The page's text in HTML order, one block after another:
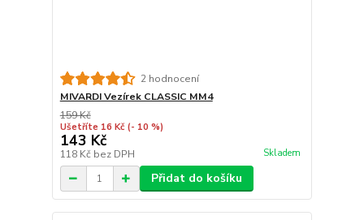
2 hodnocení
MIVARDI Vezírek CLASSIC MM4
159 Kč
Ušetříte 16 Kč (- 10 %)
143 Kč
118 Kč bez DPH Skladem
Přidat do košíku